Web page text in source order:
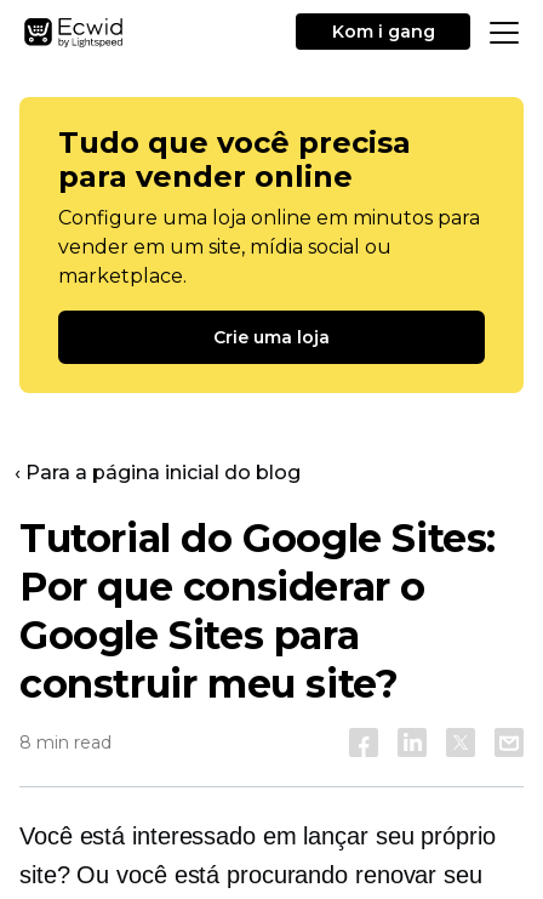
Kom i gang
Tudo que você precisa
para vender online
Configure uma loja online em minutos para
vender em um site, mídia social ou
marketplace.
Crie uma loja
‹ Para a página inicial do blog
Tutorial do Google Sites:
Por que considerar o
Google Sites para
construir meu site?
8 min read
Você está interessado em lançar seu próprio
site? Ou você está procurando renovar seu